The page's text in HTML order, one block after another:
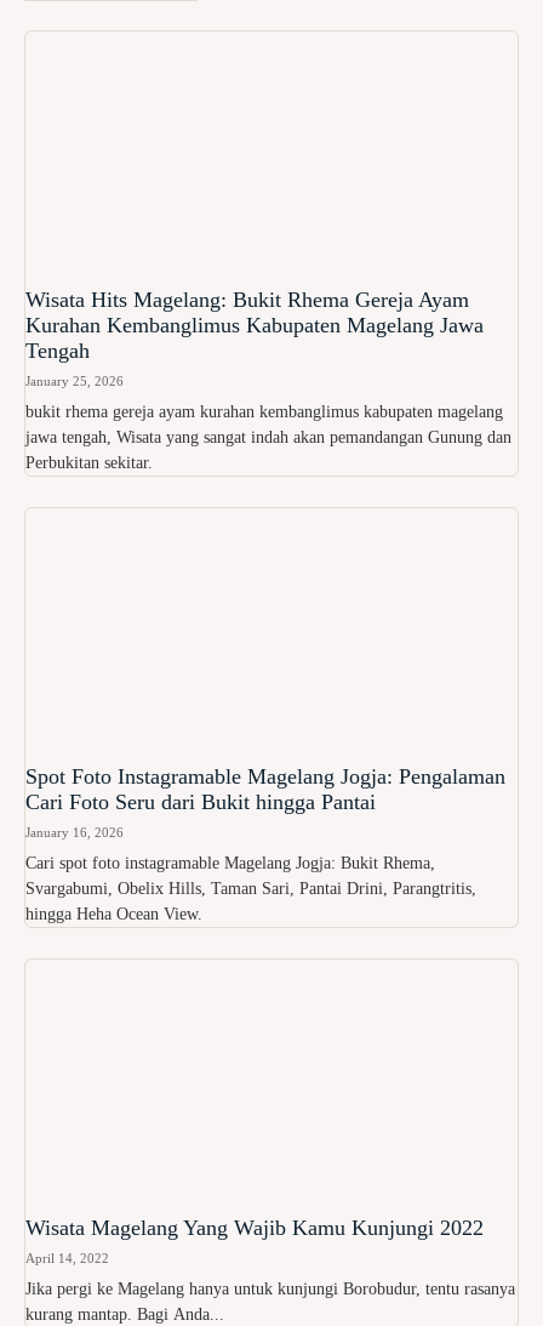
Wisata Hits Magelang: Bukit Rhema Gereja Ayam
Kurahan Kembanglimus Kabupaten Magelang Jawa
Tengah
January 25, 2026
bukit rhema gereja ayam kurahan kembanglimus kabupaten magelang
jawa tengah, Wisata yang sangat indah akan pemandangan Gunung dan
Perbukitan sekitar.
Spot Foto Instagramable Magelang Jogja: Pengalaman
Cari Foto Seru dari Bukit hingga Pantai
January 16, 2026
Cari spot foto instagramable Magelang Jogja: Bukit Rhema,
Svargabumi, Obelix Hills, Taman Sari, Pantai Drini, Parangtritis,
hingga Heha Ocean View.
Wisata Magelang Yang Wajib Kamu Kunjungi 2022
April 14, 2022
Jika pergi ke Magelang hanya untuk kunjungi Borobudur, tentu rasanya
kurang mantap. Bagi Anda...